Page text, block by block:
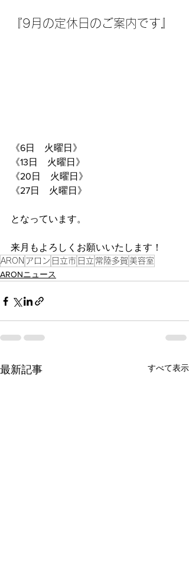
『9月の定休日のご案内です』
《6日　火曜日》
《13日　火曜日》
《20日　火曜日》
《27日　火曜日》
となっています。
来月もよろしくお願いいたします！
ARON アロン 日立市 日立 常陸多賀 美容室
ARONニュース
最新記事 すべて表示